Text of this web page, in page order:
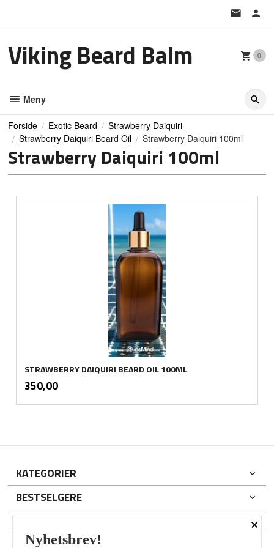
Viking Beard Balm 0
Meny
Forside Exotic Beard
Strawberry Daiquiri
Strawberry Daiquiri Beard Oil
Strawberry Daiquiri 100ml
Strawberry Daiquiri 100ml
STRAWBERRY DAIQUIRI BEARD OIL 100ML
Pris
350,00mva.
KATEGORIER
BESTSELGERE
DIN KONTO
×
Nyhetsbrev!